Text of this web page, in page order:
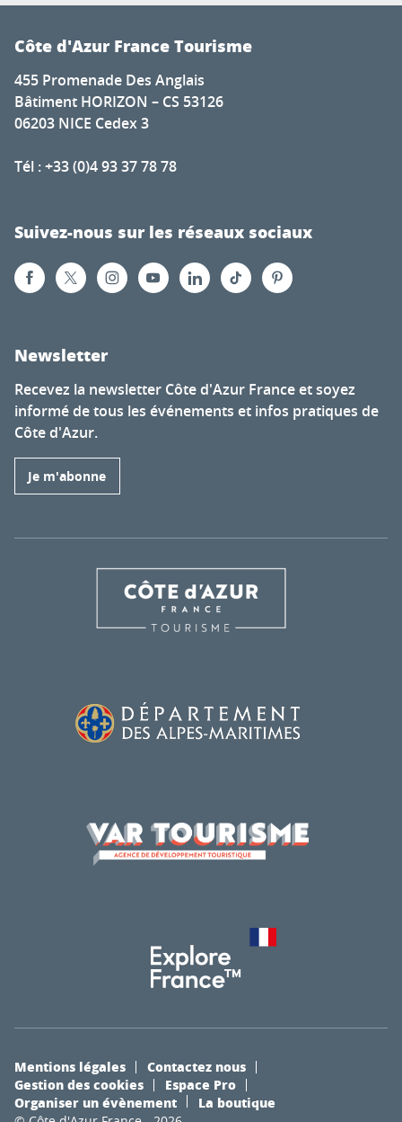
Côte d'Azur France Tourisme
455 Promenade Des Anglais
Bâtiment HORIZON – CS 53126
06203 NICE Cedex 3
Tél : +33 (0)4 93 37 78 78
Suivez-nous sur les réseaux sociaux
Newsletter
Recevez la newsletter Côte d'Azur France et soyez
informé de tous les événements et infos pratiques de
Côte d'Azur.
Je m'abonne
Mentions légales
Contactez nous
Gestion des cookies
Espace Pro
Organiser un évènement
La boutique